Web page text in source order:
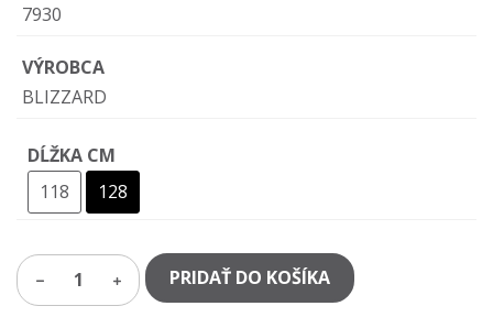
7930
VÝROBCA
BLIZZARD
DĹŽKA CM
118
128
1 PRIDAŤ DO KOŠÍKA